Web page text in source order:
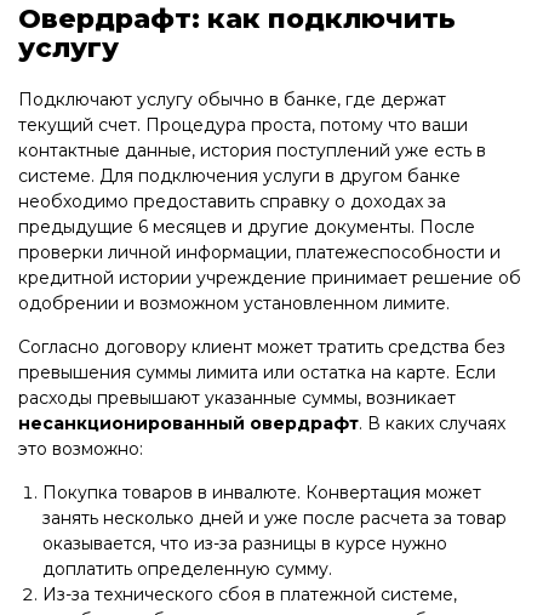
Овердрафт: как подключить
услугу
Подключают услугу обычно в банке, где держат
текущий счет. Процедура проста, потому что ваши
контактные данные, история поступлений уже есть в
системе. Для подключения услуги в другом банке
необходимо предоставить справку о доходах за
предыдущие 6 месяцев и другие документы. После
проверки личной информации, платежеспособности и
кредитной истории учреждение принимает решение об
одобрении и возможном установленном лимите.
Согласно договору клиент может тратить средства без
превышения суммы лимита или остатка на карте. Если
расходы превышают указанные суммы, возникает
несанкционированный овердрафт. В каких случаях
это возможно:
Покупка товаров в инвалюте. Конвертация может
занять несколько дней и уже после расчета за товар
оказывается, что из-за разницы в курсе нужно
доплатить определенную сумму.
Из-за технического сбоя в платежной системе,